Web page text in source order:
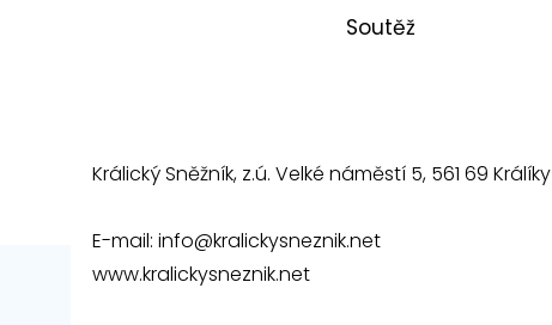
Soutěž
Králický Sněžník, z.ú. Velké náměstí 5, 561 69 Králíky
E-mail:info@kralickysneznik.net
www.kralickysneznik.net